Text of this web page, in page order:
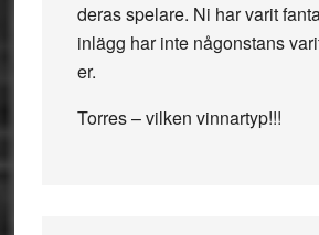
deras spelare. Ni har varit
inlägg har inte någonstans
er.
Torres – vilken vinnartyp!!!